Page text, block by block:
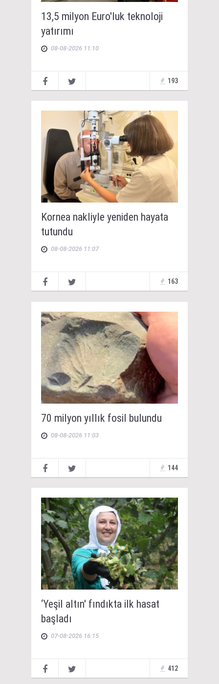
13,5 milyon Euro'luk teknoloji
yatırımı
08-08-2026 11:10
193
Kornea nakliyle yeniden hayata
tutundu
08-08-2026 11:07
163
70 milyon yıllık fosil bulundu
08-08-2026 11:03
144
‘Yeşil altın' fındıkta ilk hasat
başladı
07-08-2026 16:15
412